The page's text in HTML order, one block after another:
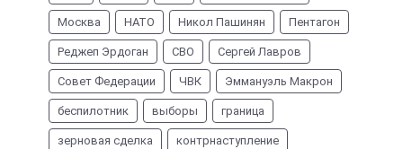
Москва НАТО Никол Пашинян Пентагон
Реджеп Эрдоган СВО Сергей Лавров
Совет Федерации ЧВК Эммануэль Макрон
беспилотник выборы граница
зерновая сделка контрнаступление